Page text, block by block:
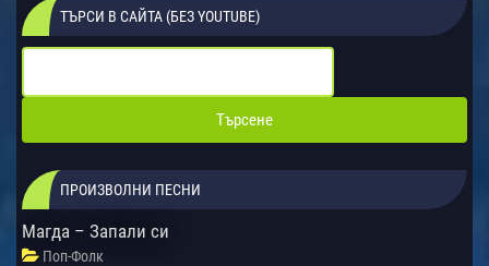
ТЪРСИ В САЙТА (БЕЗ YOUTUBE)
ПРОИЗВОЛНИ ПЕСНИ
Магда – Запали си
Поп-Фолк